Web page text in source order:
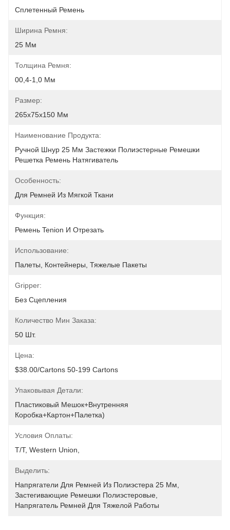
Сплетенный Ремень
Ширина Ремня:
25 Мм
Толщина Ремня:
00,4-1,0 Мм
Размер:
265x75x150 Мм
Наименование Продукта:
Ручной Шнур 25 Мм Застежки Полиэстерные Ремешки
Решетка Ремень Натягиватель
Особенность:
Для Ремней Из Мягкой Ткани
Функция:
Ремень Tenion И Отрезать
Использование:
Палеты, Контейнеры, Тяжелые Пакеты
Gripper:
Без Сцепления
Количество Мин Заказа:
50 Шт.
Цена:
$38.00/cartons 50-199 Cartons
Упаковывая Детали:
Пластиковый Мешок+внутренняя
Коробка+картон+палетка)
Условия Оплаты:
T/T, Western Union,
Выделить:
Напрягатели Для Ремней Из Полиэстера 25 Мм
Застегивающие Ремешки Полиэстеровые
Напрягатель Ремней Для Тяжелой Работы